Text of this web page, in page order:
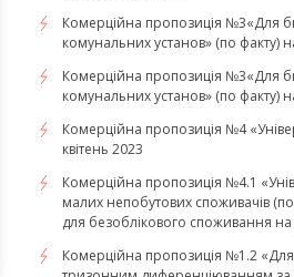
​​​​​​​Комерційна пропозиція №3«Для
комунальних установ» (по факту)
Комерційна пропозиція №3«Для
комунальних установ» (по факту)
Комерційна пропозиція №4
квітень 2023
Комерційна пропозиція №4.1
малих непобутових споживачів
для безоблікового споживання на
Комерційна пропозиція №1.2